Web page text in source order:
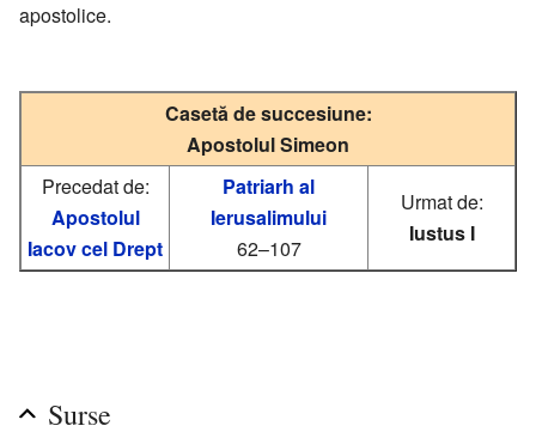
apostolice.
Casetă de succesiune:
Apostolul Simeon
Precedat de:
Apostolul
Iacov cel Drept
Patriarh al
Ierusalimului
62–107
Urmat de:
Iustus I
Surse